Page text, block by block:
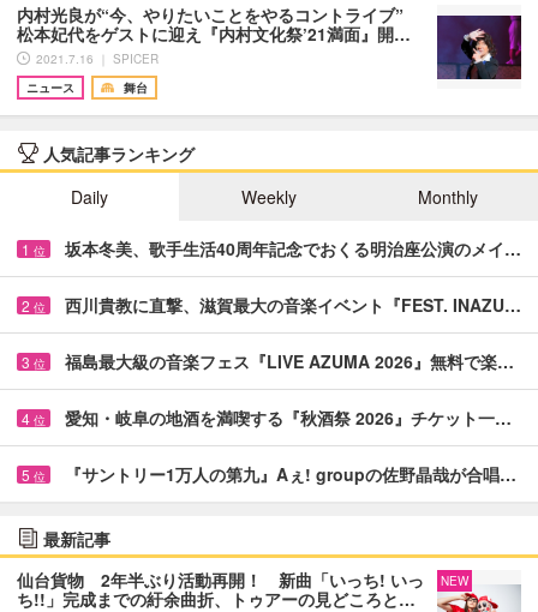
内村光良が“今、やりたいことをやるコントライブ”
松本妃代をゲストに迎え『内村文化祭’21満面』開…
2021.7.16 ｜ SPICER
ニュース
舞台
人気記事ランキング
Daily
Weekly Monthly
1 位 坂本冬美、歌手生活40周年記念でおくる明治座公演のメイ…
2 位 西川貴教に直撃、滋賀最大の音楽イベント『FEST. INAZU…
3 位 福島最大級の音楽フェス『LIVE AZUMA 2026』無料で楽…
4 位 愛知・岐阜の地酒を満喫する『秋酒祭 2026』チケット一…
5 位 『サントリー1万人の第九』Aぇ! groupの佐野晶哉が合唱…
最新記事
仙台貨物 2年半ぶり活動再開！ 新曲「いっち! いっ
ち!!」完成までの紆余曲折、トゥアーの見どころと…
NEW